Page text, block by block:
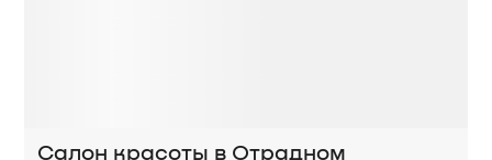
Салон красоты в Отрадном